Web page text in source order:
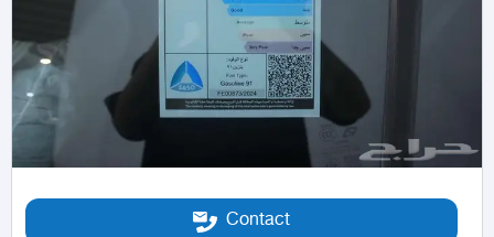
Contact